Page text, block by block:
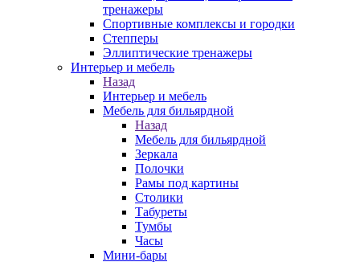
тренажеры
Спортивные комплексы и городки
Степперы
Эллиптические тренажеры
Интерьер и мебель
Назад
Интерьер и мебель
Мебель для бильярдной
Назад
Мебель для бильярдной
Зеркала
Полочки
Рамы под картины
Столики
Табуреты
Тумбы
Часы
Мини-бары